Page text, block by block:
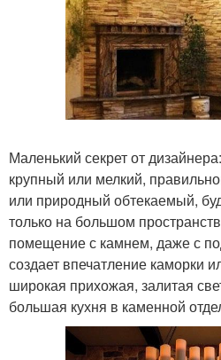
Маленький секрет от
крупный или мелкий,
или природный обтекаемый,
только на большом
помещение с камнем, даже с
создает впечатление каморки
широкая прихожая, залитая
большая кухня в каменной